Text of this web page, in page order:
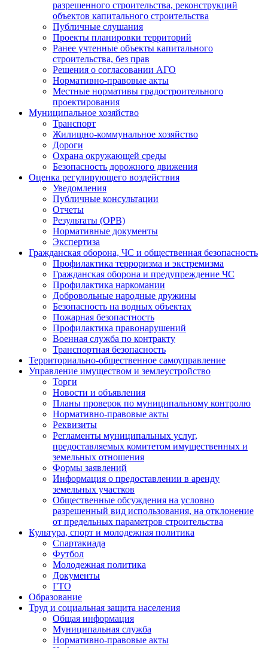
разрешенного строительства, реконструкций
объектов капитального строительства
Публичные слушания
Проекты планировки территорий
Ранее учтенные объекты капитального
строительства, без прав
Решения о согласовании АГО
Нормативно-правовые акты
Местные нормативы градостроительного
проектирования
Муниципальное хозяйство
Транспорт
Жилищно-коммунальное хозяйство
Дороги
Охрана окружающей среды
Безопасность дорожного движения
Оценка регулирующего воздействия
Уведомления
Публичные консультации
Отчеты
Результаты (ОРВ)
Нормативные документы
Экспертиза
Гражданская оборона, ЧС и общественная безопасность
Профилактика терроризма и экстремизма
Гражданская оборона и предупреждение ЧС
Профилактика наркомании
Добровольные народные дружины
Безопасность на водных объектах
Пожарная безопастность
Профилактика правонарушений
Военная служба по контракту
Транспортная безопасность
Территориально-общественное самоуправление
Управление имуществом и землеустройство
Торги
Новости и объявления
Планы проверок по муниципальному контролю
Нормативно-правовые акты
Реквизиты
Регламенты муниципальных услуг,
предоставляемых комитетом имущественных и
земельных отношения
Формы заявлений
Информация о предоставлении в аренду
земельных участков
Общественные обсуждения на условно
разрешенный вид использования, на отклонение
от предельных параметров строительства
Культура, спорт и молодежная политика
Спартакиада
Футбол
Молодежная политика
Документы
ГТО
Образование
Труд и социальная защита населения
Общая информация
Муниципальная служба
Нормативно-правовые акты